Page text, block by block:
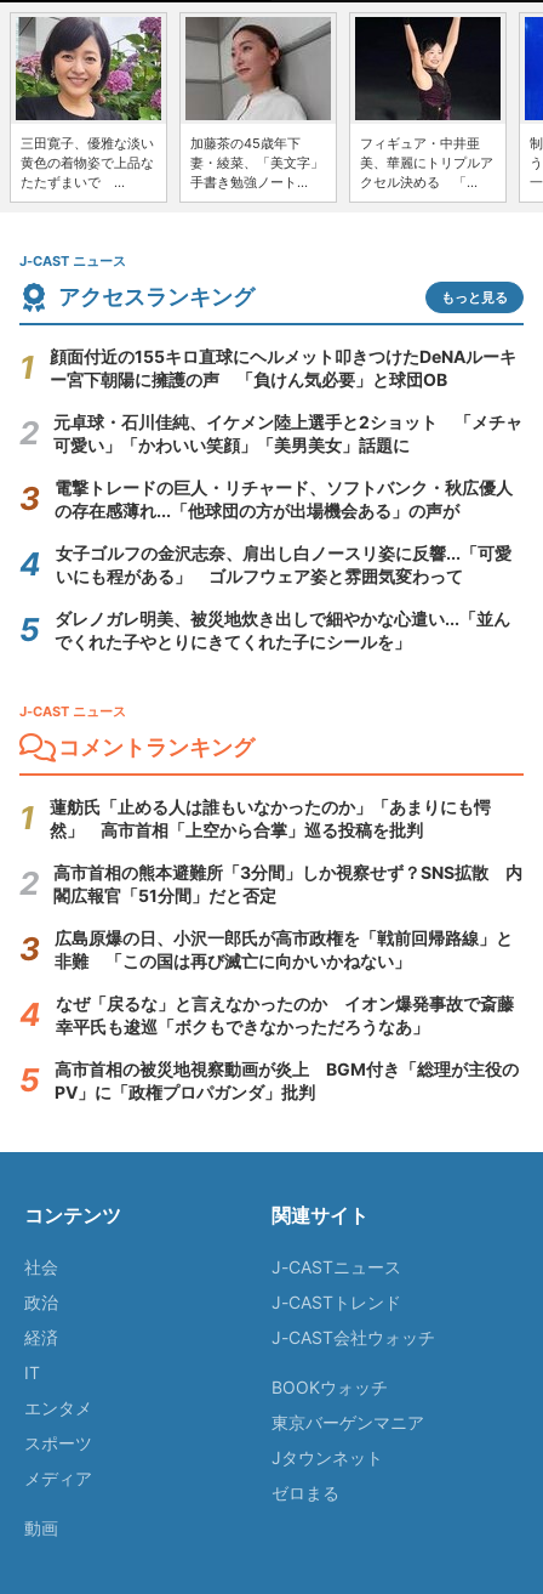
三田寛子、優雅な淡い
黄色の着物姿で上品な
たたずまいで ...
加藤茶の45歳年下
妻・綾菜、「美文字」
手書き勉強ノート...
フィギュア・中井亜
美、華麗にトリプルア
クセル決める 「...
J-CAST ニュース
アクセスランキング もっと見る
顔面付近の155キロ直球にヘルメット叩きつけたDeNAルーキ
ー宮下朝陽に擁護の声 「負けん気必要」と球団OB
元卓球・石川佳純、イケメン陸上選手と2ショット 「メチャ
可愛い」「かわいい笑顔」「美男美女」話題に
電撃トレードの巨人・リチャード、ソフトバンク・秋広優人
の存在感薄れ...「他球団の方が出場機会ある」の声が
女子ゴルフの金沢志奈、肩出し白ノースリ姿に反響...「可愛
いにも程がある」 ゴルフウェア姿と雰囲気変わって
ダレノガレ明美、被災地炊き出しで細やかな心遣い...「並ん
でくれた子やとりにきてくれた子にシールを」
J-CAST ニュース
コメントランキング
蓮舫氏「止める人は誰もいなかったのか」「あまりにも愕
然」 高市首相「上空から合掌」巡る投稿を批判
高市首相の熊本避難所「3分間」しか視察せず？SNS拡散 内
閣広報官「51分間」だと否定
広島原爆の日、小沢一郎氏が高市政権を「戦前回帰路線」と
非難 「この国は再び滅亡に向かいかねない」
なぜ「戻るな」と言えなかったのか イオン爆発事故で斎藤
幸平氏も逡巡「ボクもできなかっただろうなあ」
高市首相の被災地視察動画が炎上 BGM付き「総理が主役の
PV」に「政権プロパガンダ」批判
コンテンツ
社会
政治
経済
IT
エンタメ
スポーツ
メディア
動画
関連サイト
J-CASTニュース
J-CASTトレンド
J-CAST会社ウォッチ
BOOKウォッチ
東京バーゲンマニア
Jタウンネット
ゼロまる